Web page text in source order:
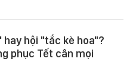
hội "tắc kè hoa"?
phục Tết cân mọi